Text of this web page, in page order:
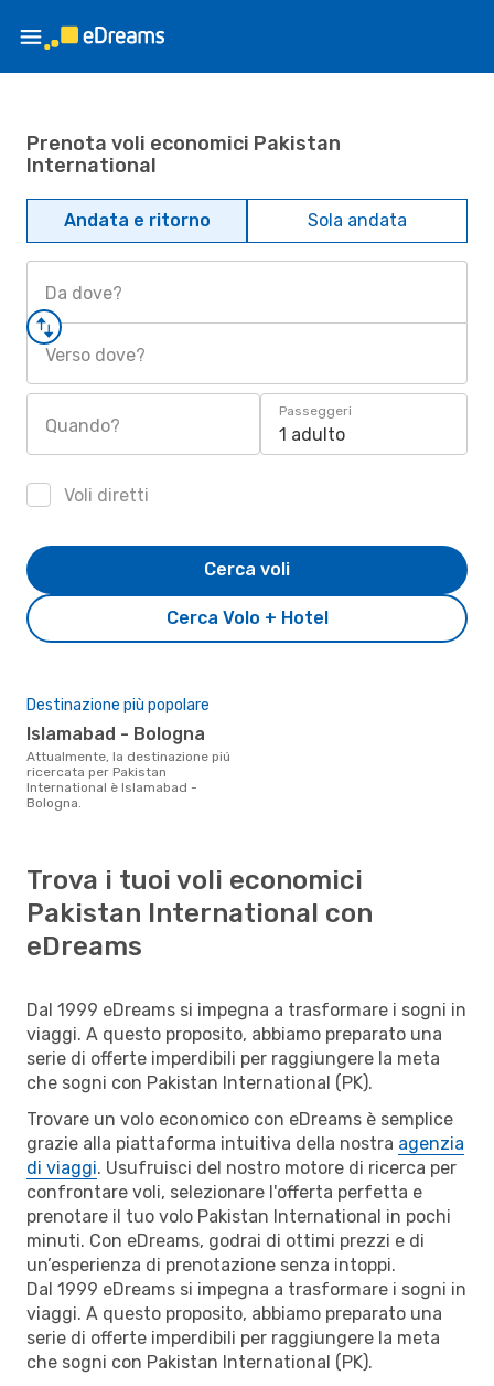
Prenota voli economici Pakistan
International
Andata e ritorno Sola andata
Da dove?
Verso dove?
Quando?
Passeggeri
1 adulto
Voli diretti
Cerca Volo + Hotel
Cerca voli
Destinazione più popolare
Islamabad - Bologna
Attualmente, la destinazione piú
ricercata per Pakistan
International è Islamabad -
Bologna.
Trova i tuoi voli economici
Pakistan International con
eDreams
Dal 1999 eDreams si impegna a trasformare i sogni in
viaggi. A questo proposito, abbiamo preparato una
serie di offerte imperdibili per raggiungere la meta
che sogni con Pakistan International (PK).
Trovare un volo economico con eDreams è semplice
grazie alla piattaforma intuitiva della nostra agenzia
di viaggi. Usufruisci del nostro motore di ricerca per
confrontare voli, selezionare l'offerta perfetta e
prenotare il tuo volo Pakistan International in pochi
minuti. Con eDreams, godrai di ottimi prezzi e di
un’esperienza di prenotazione senza intoppi.
Dal 1999 eDreams si impegna a trasformare i sogni in
viaggi. A questo proposito, abbiamo preparato una
serie di offerte imperdibili per raggiungere la meta
che sogni con Pakistan International (PK).